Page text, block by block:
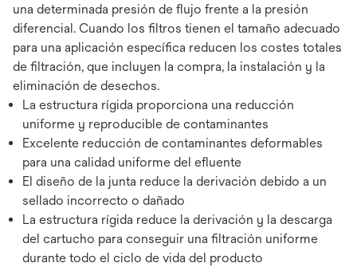
una determinada presión de flujo frente a la presión
diferencial. Cuando los filtros tienen el tamaño adecuado
para una aplicación específica reducen los costes totales
de filtración, que incluyen la compra, la instalación y la
eliminación de desechos.
La estructura rígida proporciona una reducción
uniforme y reproducible de contaminantes
Excelente reducción de contaminantes deformables
para una calidad uniforme del efluente
El diseño de la junta reduce la derivación debido a un
sellado incorrecto o dañado
La estructura rígida reduce la derivación y la descarga
del cartucho para conseguir una filtración uniforme
durante todo el ciclo de vida del producto